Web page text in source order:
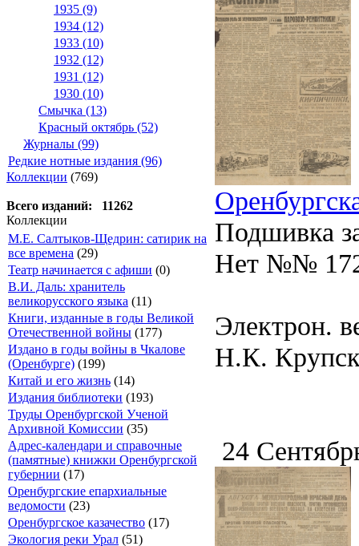
1935 (9)
1934 (12)
1933 (10)
1932 (12)
1931 (12)
1930 (10)
Смычка (13)
Красный октябрь (52)
Журналы (99)
Редкие нотные издания (96)
Коллекции (769)
Всего изданий: 11262
Коллекции
М.Е. Салтыков-Щедрин: сатирик на
все времена (29)
Театр начинается с афиши (0)
В.И. Даль: хранитель
великорусского языка (11)
Книги, изданные в годы Великой
Отечественной войны (177)
Издано в годы войны в Чкалове
(Оренбурге) (199)
Китай и его жизнь (14)
Издания библиотеки (193)
Труды Оренбургской Ученой
Архивной Комиссии (35)
Адрес-календари и справочные
(памятные) книжки Оренбургской
губернии (17)
Оренбургские епархиальные
ведомости (23)
Оренбургское казачество (17)
Экология реки Урал (51)
Подшивка
Нет №№
Электрон.
Н.К.
24